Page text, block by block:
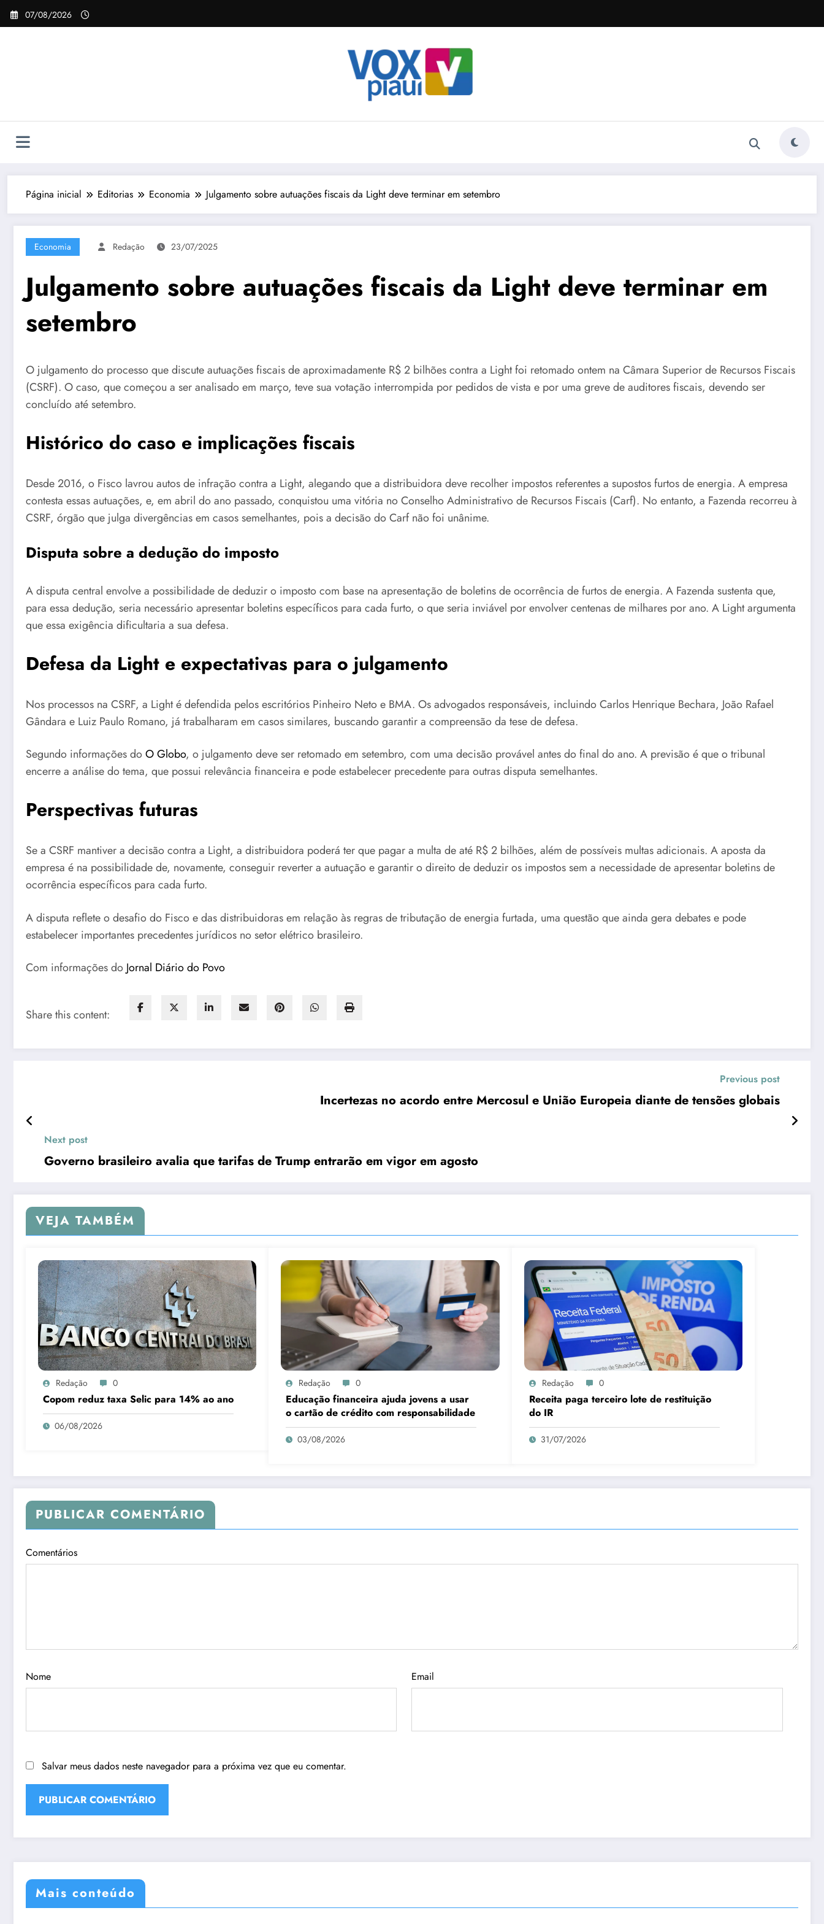
Pular
para
07/08/2026
Página inicial Editorias Economia Julgamento sobre autuações fiscais da Light deve terminar em setembro
Economia Redação 23/07/2025
Julgamento sobre autuações fiscais da Light deve terminar em
setembro
O julgamento do processo que discute autuações fiscais de aproximadamente R$ 2 bilhões contra a Light foi retomado ontem na Câmara Superior de Recursos Fiscais
(CSRF). O caso, que começou a ser analisado em março, teve sua votação interrompida por pedidos de vista e por uma greve de auditores fiscais, devendo ser
concluído até setembro.
Histórico do caso e implicações fiscais
Desde 2016, o Fisco lavrou autos de infração contra a Light, alegando que a distribuidora deve recolher impostos referentes a supostos furtos de energia. A empresa
contesta essas autuações, e, em abril do ano passado, conquistou uma vitória no Conselho Administrativo de Recursos Fiscais (Carf). No entanto, a Fazenda recorreu à
CSRF, órgão que julga divergências em casos semelhantes, pois a decisão do Carf não foi unânime.
Disputa sobre a dedução do imposto
A disputa central envolve a possibilidade de deduzir o imposto com base na apresentação de boletins de ocorrência de furtos de energia. A Fazenda sustenta que,
para essa dedução, seria necessário apresentar boletins específicos para cada furto, o que seria inviável por envolver centenas de milhares por ano. A Light argumenta
que essa exigência dificultaria a sua defesa.
Defesa da Light e expectativas para o julgamento
Nos processos na CSRF, a Light é defendida pelos escritórios Pinheiro Neto e BMA. Os advogados responsáveis, incluindo Carlos Henrique Bechara, João Rafael
Gândara e Luiz Paulo Romano, já trabalharam em casos similares, buscando garantir a compreensão da tese de defesa.
Segundo informações doO Globo, o julgamento deve ser retomado em setembro, com uma decisão provável antes do final do ano. A previsão é que o tribunal
encerre a análise do tema, que possui relevância financeira e pode estabelecer precedente para outras disputa semelhantes.
Perspectivas futuras
Se a CSRF mantiver a decisão contra a Light, a distribuidora poderá ter que pagar a multa de até R$ 2 bilhões, além de possíveis multas adicionais. A aposta da
empresa é na possibilidade de, novamente, conseguir reverter a autuação e garantir o direito de deduzir os impostos sem a necessidade de apresentar boletins de
ocorrência específicos para cada furto.
A disputa reflete o desafio do Fisco e das distribuidoras em relação às regras de tributação de energia furtada, uma questão que ainda gera debates e pode
estabelecer importantes precedentes jurídicos no setor elétrico brasileiro.
Com informações do Jornal Diário do Povo
Share this content:
Previous post
Incertezas no acordo entre Mercosul e União Europeia diante de tensões globais
Next post
Governo brasileiro avalia que tarifas de Trump entrarão em vigor em agosto
VEJA TAMBÉM
Redação 0
Copom reduz taxa Selic para 14% ao ano
06/08/2026
Redação 0
Educação financeira ajuda jovens a usar
o cartão de crédito com responsabilidade
03/08/2026
Redação 0
Receita paga terceiro lote de restituição
do IR
31/07/2026
PUBLICAR COMENTÁRIO
Comentários
Nome Email
Salvar meus dados neste navegador para a próxima vez que eu comentar.
Mais conteúdo